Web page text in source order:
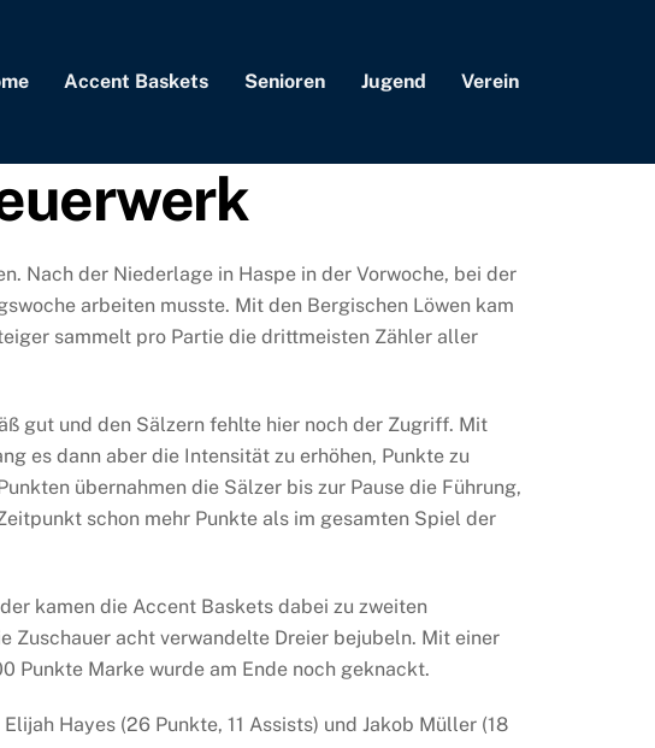
Accent Baskets Senioren Jugend Verein
Nach der Niederlage in Haspe in der Vorwoche, bei der
arbeiten musste. Mit den Bergischen Löwen kam
sammelt pro Partie die drittmeisten Zähler aller
gut und den Sälzern fehlte hier noch der Zugriff. Mit
es dann aber die Intensität zu erhöhen, Punkte zu
übernahmen die Sälzer bis zur Pause die Führung,
schon mehr Punkte als im gesamten Spiel der
kamen die Accent Baskets dabei zu zweiten
Zuschauer acht verwandelte Dreier bejubeln. Mit einer
Punkte Marke wurde am Ende noch geknackt.
Hayes (26 Punkte, 11 Assists) und Jakob Müller (18